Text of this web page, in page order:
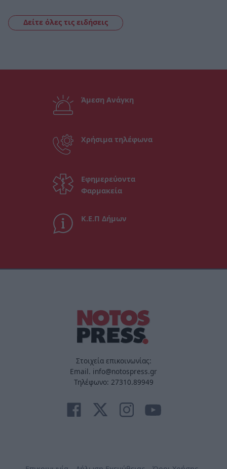
Δείτε όλες τις ειδήσεις
Άμεση Ανάγκη
Χρήσιμα τηλέφωνα
Εφημερεύοντα
Φαρμακεία
Κ.Ε.Π Δήμων
Στοιχεία επικοινωνίας:
Email. info@notospress.gr
Τηλέφωνο: 27310.89949